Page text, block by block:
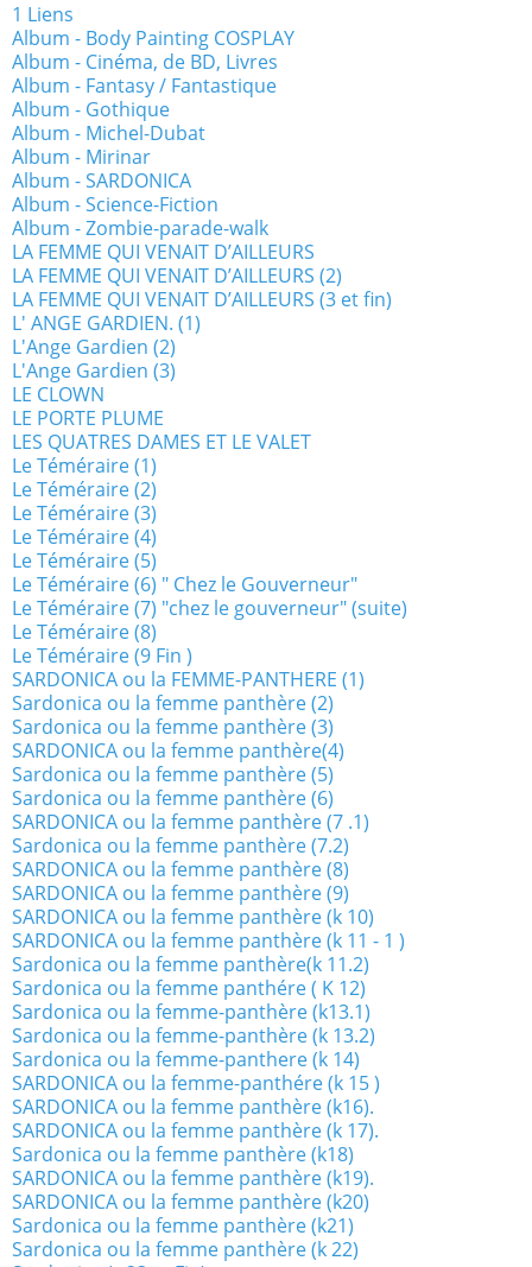
1 Liens
Album - Body Painting COSPLAY
Album - Cinéma, de BD, Livres
Album - Fantasy / Fantastique
Album - Gothique
Album - Michel-Dubat
Album - Mirinar
Album - SARDONICA
Album - Science-Fiction
Album - Zombie-parade-walk
LA FEMME QUI VENAIT D’AILLEURS
LA FEMME QUI VENAIT D’AILLEURS (2)
LA FEMME QUI VENAIT D’AILLEURS (3 et fin)
L' ANGE GARDIEN. (1)
L'Ange Gardien (2)
L'Ange Gardien (3)
LE CLOWN
LE PORTE PLUME
LES QUATRES DAMES ET LE VALET
Le Téméraire (1)
Le Téméraire (2)
Le Téméraire (3)
Le Téméraire (4)
Le Téméraire (5)
Le Téméraire (6) " Chez le Gouverneur"
Le Téméraire (7) "chez le gouverneur" (suite)
Le Téméraire (8)
Le Téméraire (9 Fin )
SARDONICA ou la FEMME-PANTHERE (1)
Sardonica ou la femme panthère (2)
Sardonica ou la femme panthère (3)
SARDONICA ou la femme panthère(4)
Sardonica ou la femme panthère (5)
Sardonica ou la femme panthère (6)
SARDONICA ou la femme panthère (7 .1)
Sardonica ou la femme panthère (7.2)
SARDONICA ou la femme panthère (8)
SARDONICA ou la femme panthère (9)
SARDONICA ou la femme panthère (k 10)
SARDONICA ou la femme panthère (k 11 - 1 )
Sardonica ou la femme panthère(k 11.2)
Sardonica ou la femme panthére ( K 12)
Sardonica ou la femme-panthère (k13.1)
Sardonica ou la femme-panthère (k 13.2)
Sardonica ou la femme-panthere (k 14)
SARDONICA ou la femme-panthére (k 15 )
SARDONICA ou la femme panthère (k16).
SARDONICA ou la femme panthère (k 17).
Sardonica ou la femme panthère (k18)
SARDONICA ou la femme panthère (k19).
SARDONICA ou la femme panthère (k20)
Sardonica ou la femme panthère (k21)
Sardonica ou la femme panthère (k 22)